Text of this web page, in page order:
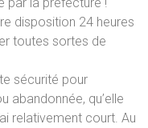
disposition 24 heures
toutes sortes de
sécurité pour
abandonnée, qu’elle
relativement court Au